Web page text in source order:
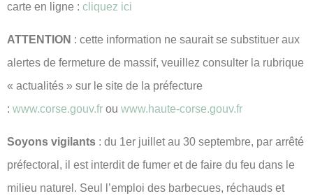
carte en ligne : cliquez ici
ATTENTION : cette information ne saurait se substituer aux
alertes de fermeture de massif, veuillez consulter la rubrique
« actualités » sur le site de la préfecture
: www.corse.gouv.fr ou www.haute-corse.gouv.fr
Soyons vigilants : du 1er juillet au 30 septembre, par arrêté
préfectoral, il est interdit de fumer et de faire du feu dans le
milieu naturel. Seul l’emploi des barbecues, réchauds et